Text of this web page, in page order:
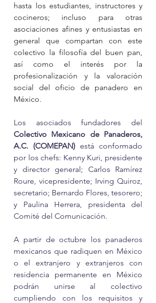
hasta los estudiantes, instructores y
cocineros; incluso para otras
asociaciones afines y entusiastas en
general que compartan con este
colectivo la filosofía del buen pan,
así como el interés por la
profesionalización y la valoración
social del oficio de panadero en
México.
Colectivo Mexicano de Panaderos,
A.C. (COMEPAN) está conformado
por los chefs: Kenny Kuri, presidente
y director general; Carlos Ramírez
Roure, vicepresidente; Irving Quiroz,
secretario; Bernardo Flores, tesorero;
y Paulina Herrera, presidenta del
Comité del Comunicación.
A partir de octubre los panaderos
mexicanos que radiquen en México
o el extranjero y extranjeros con
residencia permanente en México
podrán unirse al colectivo
cumpliendo con los requisitos y